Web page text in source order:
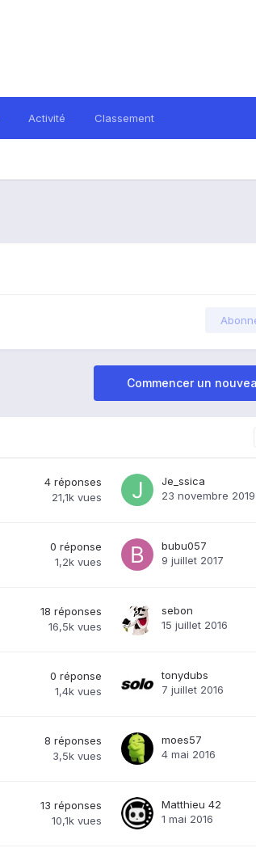
Activité Classement
Commencer un
4 réponses
21,1k vues
Je_ssica
23 novembre 2019
0 réponse
1,2k vues
bubu057
9 juillet 2017
18 réponses
16,5k vues
sebon
15 juillet 2016
0 réponse
1,4k vues
tonydubs
7 juillet 2016
8 réponses
3,5k vues
moes57
4 mai 2016
13 réponses
10,1k vues
Matthieu 42
1 mai 2016